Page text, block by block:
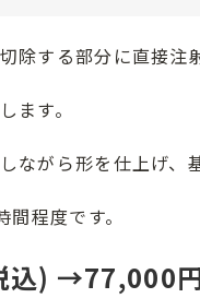
する部分に直接注
ます。
がら形を仕上げ、
程度です。
込) →77,000